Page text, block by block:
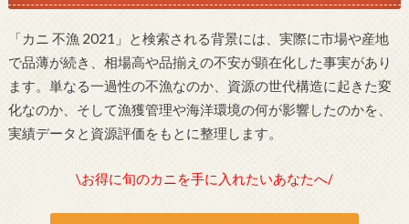
「カニ 不漁 2021」と検索される背景には、実際に市場や産地
で品薄が続き、相場高や品揃えの不安が顕在化した事実があり
ます。単なる一過性の不漁なのか、資源の世代構造に起きた変
化なのか、そして漁獲管理や海洋環境の何が影響したのかを、
実績データと資源評価をもとに整理します。
\お得に旬のカニを手に入れたいあなたへ/